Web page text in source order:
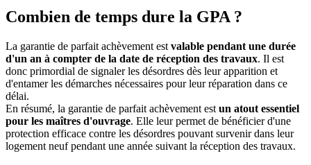
Combien de temps dure la GPA ?
La garantie de parfait achèvement est valable pendant une durée
d'un an à compter de la date de réception des travaux. Il est
donc primordial de signaler les désordres dès leur apparition et
d'entamer les démarches nécessaires pour leur réparation dans ce
délai.
En résumé, la garantie de parfait achèvement est un atout essentiel
pour les maîtres d'ouvrage. Elle leur permet de bénéficier d'une
protection efficace contre les désordres pouvant survenir dans leur
logement neuf pendant une année suivant la réception des travaux.